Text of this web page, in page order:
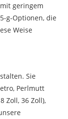
geringem
g-Optionen, die
Weise
Sie
Perlmutt
Zoll, 36 Zoll),